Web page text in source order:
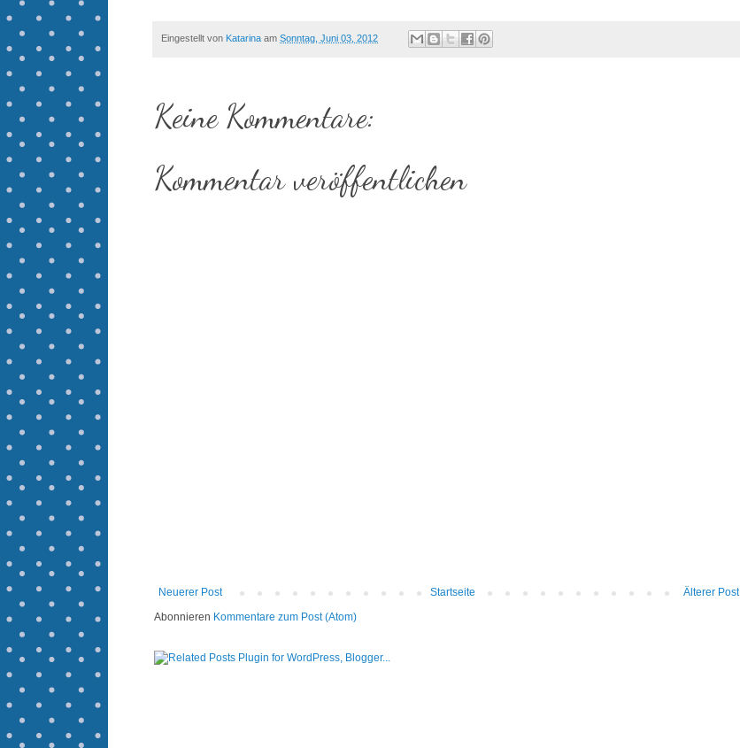
Eingestellt von Katarina am Sonntag, Juni 03, 2012
Keine Kommentare:
Kommentar veröffentlichen
Neuerer Post Älterer Post
Startseite
Abonnieren Kommentare zum Post (Atom)